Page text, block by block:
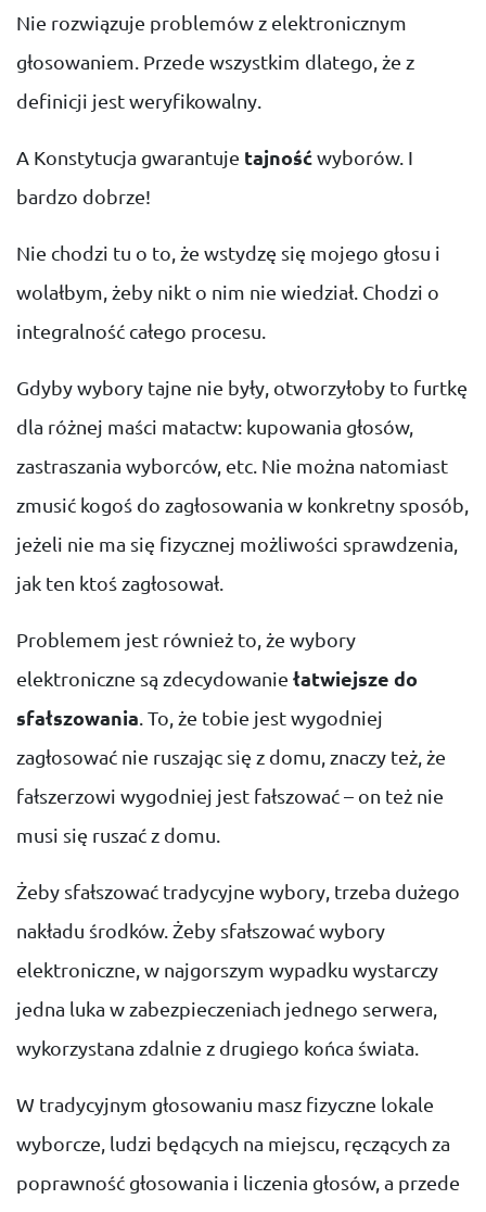
Nie rozwiązuje problemów z elektronicznym
głosowaniem. Przede wszystkim dlatego, że z
definicji jest weryfikowalny.
A Konstytucja gwarantuje tajność wyborów. I
bardzo dobrze!
Nie chodzi tu o to, że wstydzę się mojego głosu i
wolałbym, żeby nikt o nim nie wiedział. Chodzi o
integralność całego procesu.
Gdyby wybory tajne nie były, otworzyłoby to furtkę
dla różnej maści matactw: kupowania głosów,
zastraszania wyborców, etc. Nie można natomiast
zmusić kogoś do zagłosowania w konkretny sposób,
jeżeli nie ma się fizycznej możliwości sprawdzenia,
jak ten ktoś zagłosował.
Problemem jest również to, że wybory
elektroniczne są zdecydowanie łatwiejsze do
sfałszowania. To, że tobie jest wygodniej
zagłosować nie ruszając się z domu, znaczy też, że
fałszerzowi wygodniej jest fałszować – on też nie
musi się ruszać z domu.
Żeby sfałszować tradycyjne wybory, trzeba dużego
nakładu środków. Żeby sfałszować wybory
elektroniczne, w najgorszym wypadku wystarczy
jedna luka w zabezpieczeniach jednego serwera,
wykorzystana zdalnie z drugiego końca świata.
W tradycyjnym głosowaniu masz fizyczne lokale
wyborcze, ludzi będących na miejscu, ręczących za
poprawność głosowania i liczenia głosów, a przede